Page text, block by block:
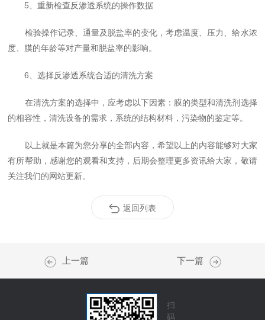
5、重新检查反渗透系统的操作数据
检验操作记录、通量及脱盐率的变化，考虑温度、压力、给水浓
度、膜的年龄等对产量和脱盐率的影响。
6、选择反渗透系统合适的清洗方案
在清洗方案的选择中，应考虑以下因素：膜的类型和清洗剂选择
的相容性，清洗设备的需求，系统的结构材料，污染物的鉴定等。
以上就是本篇为您分享的全部内容，希望以上的内容能够对大家
有所帮助，感谢您的观看和支持，后期会整理更多资讯给大家，敬请
关注我们的网站更新。
返回列表
上一篇 下一篇
扫
码